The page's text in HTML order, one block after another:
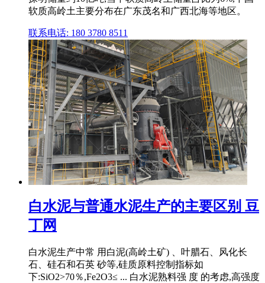
软质高岭土主要分布在广东茂名和广西北海等地区。
联系电话: 180 3780 8511
白水泥与普通水泥生产的主要区别 豆
丁网
白水泥生产中常 用白泥(高岭土矿) 、叶腊石、风化长
石、硅石和石英 砂等,硅质原料控制指标如
下:SiO2>70％,Fe2O3≤ ... 白水泥熟料强 度 的考虑,高强度